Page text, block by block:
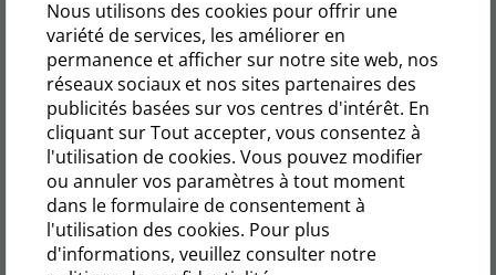
ReefDose
ReefMat 500 | 1200
ReefMat 250
NanoMat
Nous utilisons des cookies pour offrir une
variété de services, les améliorer en
permanence et afficher sur notre site web, nos
réseaux sociaux et nos sites partenaires des
publicités basées sur vos centres d'intérêt. En
cliquant sur Tout accepter, vous consentez à
l'utilisation de cookies. Vous pouvez modifier
ou annuler vos paramètres à tout moment
dans le formulaire de consentement à
l'utilisation des cookies. Pour plus
d'informations, veuillez consulter notre